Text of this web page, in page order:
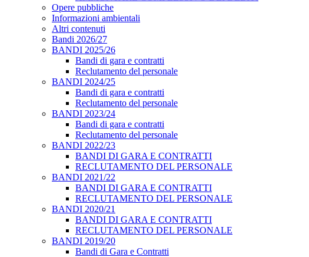
Opere pubbliche
Informazioni ambientali
Altri contenuti
Bandi 2026/27
BANDI 2025/26
Bandi di gara e contratti
Reclutamento del personale
BANDI 2024/25
Bandi di gara e contratti
Reclutamento del personale
BANDI 2023/24
Bandi di gara e contratti
Reclutamento del personale
BANDI 2022/23
BANDI DI GARA E CONTRATTI
RECLUTAMENTO DEL PERSONALE
BANDI 2021/22
BANDI DI GARA E CONTRATTI
RECLUTAMENTO DEL PERSONALE
BANDI 2020/21
BANDI DI GARA E CONTRATTI
RECLUTAMENTO DEL PERSONALE
BANDI 2019/20
Bandi di Gara e Contratti